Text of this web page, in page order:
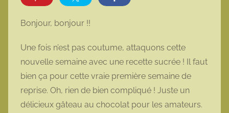
o
t
t
e
Bonjour, bonjour !!
Une fois n’est pas coutume, attaquons cette
nouvelle semaine avec une recette sucrée ! Il faut
bien ça pour cette vraie première semaine de
reprise. Oh, rien de bien compliqué ! Juste un
délicieux gâteau au chocolat pour les amateurs.